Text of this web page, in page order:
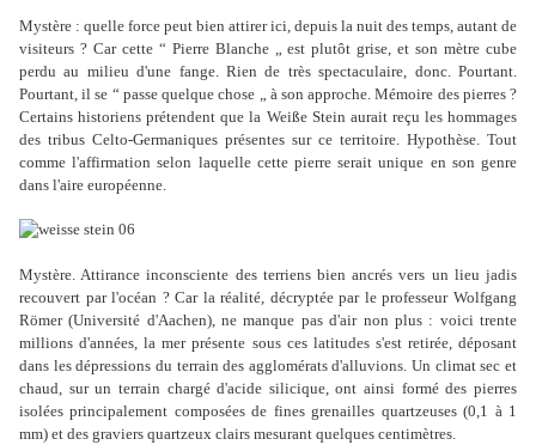
Mystère : quelle force peut bien attirer ici, depuis la nuit des temps, autant de
visiteurs ? Car cette “ Pierre Blanche „ est plutôt grise, et son mètre cube
perdu au milieu d'une fange. Rien de très spectaculaire, donc. Pourtant.
Pourtant, il se “ passe quelque chose „ à son approche. Mémoire des pierres ?
Certains historiens prétendent que la Weiße Stein aurait reçu les hommages
des tribus Celto-Germaniques présentes sur ce territoire. Hypothèse. Tout
comme l'affirmation selon laquelle cette pierre serait unique en son genre
dans l'aire européenne.
Mystère. Attirance inconsciente des terriens bien ancrés vers un lieu jadis
recouvert par l'océan ? Car la réalité, décryptée par le professeur Wolfgang
Römer (Université d'Aachen), ne manque pas d'air non plus : voici trente
millions d'années, la mer présente sous ces latitudes s'est retirée, déposant
dans les dépressions du terrain des agglomérats d'alluvions. Un climat sec et
chaud, sur un terrain chargé d'acide silicique, ont ainsi formé des pierres
isolées principalement composées de fines grenailles quartzeuses (0,1 à 1
mm) et des graviers quartzeux clairs mesurant quelques centimètres.